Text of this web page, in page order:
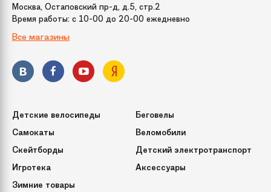
Москва, Остаповский пр-д, д.5, стр.2
Время работы: c 10-00 до 20-00 ежедневно
Все магазины
Детские велосипеды
Беговелы
Самокаты
Веломобили
Скейтборды
Детский электротранспорт
Игротека
Аксессуары
Зимние товары